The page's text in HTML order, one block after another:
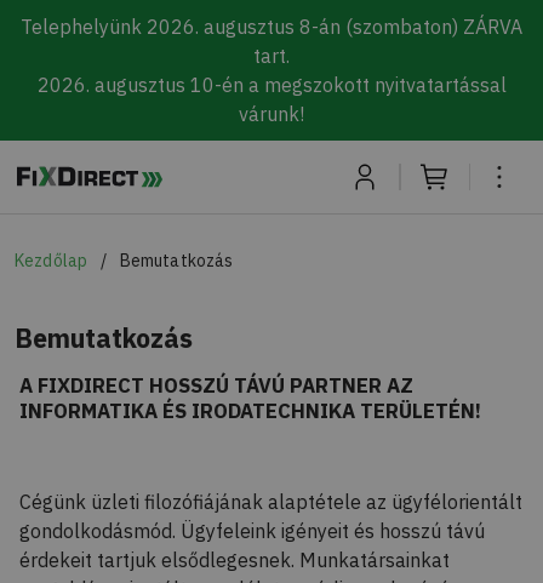
Telephelyünk 2026. augusztus 8-án (szombaton) ZÁRVA
tart.
2026. augusztus 10-én a megszokott nyitvatartással
várunk!
Skip to main content
Kezdőlap Bemutatkozás
Bemutatkozás
A FIXDIRECT HOSSZÚ TÁVÚ PARTNER AZ
INFORMATIKA ÉS IRODATECHNIKA TERÜLETÉN!
Cégünk üzleti filozófiájának alaptétele az ügyfélorientált
gondolkodásmód. Ügyfeleink igényeit és hosszú távú
érdekeit tartjuk elsődlegesnek. Munkatársainkat